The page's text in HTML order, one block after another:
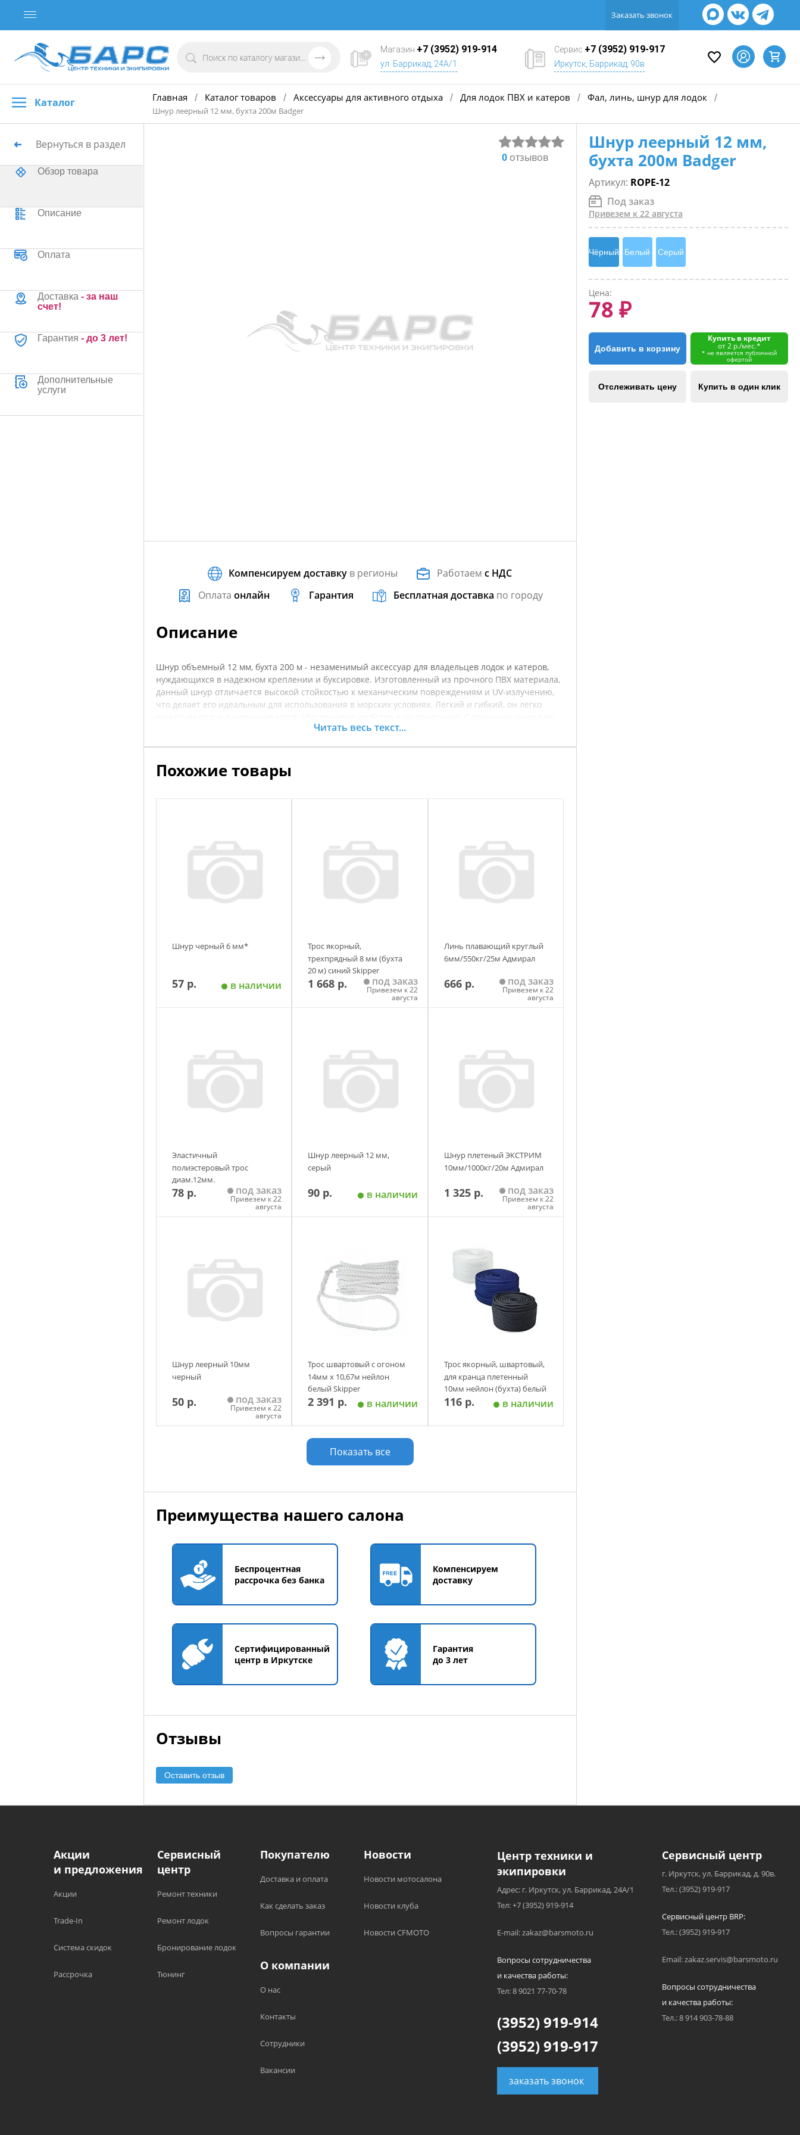
Заказать звонок
Магазин +7 (3952) 919-914
ул. Баррикад, 24А/1
Сервис +7 (3952) 919-917
Иркутск, Баррикад, 90в
Каталог Главная / Каталог товаров / Аксессуары для активного отдыха / Для лодок ПВХ и катеров / Фал, линь, шнур для лодок /
Шнур леерный 12 мм, бухта 200м Badger
Вернуться в раздел
Обзор товара
Описание
Оплата
Доставка - за наш
счет!
Гарантия - до 3 лет!
Дополнительные
услуги
0отзывов
Компенсируем доставку в регионы Работаемс НДС
Оплата онлайн Гарантия Бесплатная доставка по городу
Описание
Шнур объемный 12 мм, бухта 200 м - незаменимый аксессуар для владельцев лодок и катеров,
нуждающихся в надежном креплении и буксировке. Изготовленный из прочного ПВХ материала,
данный шнур отличается высокой стойкостью к механическим повреждениям и UV-излучению,
что делает его идеальным для использования в морских условиях. Легкий и гибкий, он легко
сможете безопасно закреплять вашу лодку на причале или для буксировки других судов. Его
рекомендуется уточнять характеристики товара.
Читать весь текст...
Похожие товары
Шнур черный 6 мм*
57 р. в наличии
Трос якорный,
трехпрядный 8 мм (бухта
20 м) синий Skipper
1 668 р. под заказ
Привезем к 22
августа
Линь плавающий круглый
6мм/550кг/25м Адмирал
666 р. под заказ
Привезем к 22
августа
Эластичный
полиэстеровый трос
диам.12мм.
78 р. под заказ
Привезем к 22
августа
Шнур леерный 12 мм,
серый
90 р. в наличии
Шнур плетеный ЭКСТРИМ
10мм/1000кг/20м Адмирал
1 325 р. под заказ
Привезем к 22
августа
Шнур леерный 10мм
черный
50 р. под заказ
Привезем к 22
августа
Трос швартовый с огоном
14мм х 10,67м нейлон
белый Skipper
2 391 р. в наличии
Добавить в корзину
Трос якорный, швартовый,
для кранца плетенный
10мм нейлон (бухта) белый
Skipper
116 р. в наличии
Показать все
Преимущества нашего салона
Беспроцентная
рассрочка без банка
Компенсируем
доставку
Сертифицированный
центр в Иркутске
Гарантия
до 3 лет
Отзывы
Оставить отзыв
Шнур леерный 12 мм,
бухта 200м Badger
Артикул: ROPE-12
Под заказ
Привезем к 22 августа
Чёрный Белый Серый
Цена:
78 ₽
Добавить в корзину
Купить в кредит
от 2 р./мес.*
* не является публичной
офертой
Отслеживать цену Купить в один клик
Акции
и предложения
Акции
Trade-In
Система скидок
Рассрочка
Сервисный
центр
Ремонт техники
Ремонт лодок
Бронирование лодок
Тюнинг
Покупателю
Доставка и оплата
Как сделать заказ
Вопросы гарантии
Новости
Новости мотосалона
Новости клуба
Новости CFMOTO
О компании
О нас
Контакты
Сотрудники
Вакансии
Центр техники и
экипировки
Адрес: г. Иркутск, ул. Баррикад, 24А/1
Тел: +7 (3952) 919-914
E-mail: zakaz@barsmoto.ru
Вопросы сотрудничества
и качества работы:
Тел: 8 9021 77-70-78
(3952) 919-914
(3952) 919-917
заказать звонок
Сервисный центр
г. Иркутск, ул. Баррикад, д. 90в.
Тел.: (3952) 919-917
Сервисный центр BRP:
Тел.: (3952) 919-917
Email: zakaz.servis@barsmoto.ru
Вопросы сотрудничества
и качества работы:
Тел.: 8 914 903-78-88